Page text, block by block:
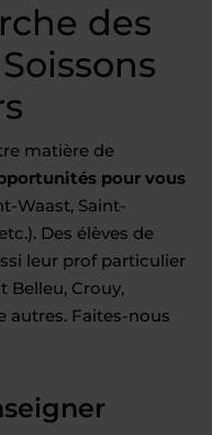
des
matière de
pour vous
Waast, Saint-
Des élèves de
leur prof particulier
Belleu, Crouy,
autres. Faites-nous